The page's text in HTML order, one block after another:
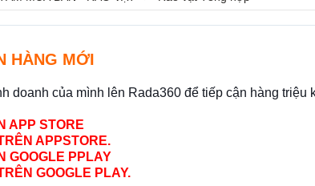
HÀNG MỚI
doanh của mình lên Rada360 để tiếp cận hàng triệu
APP STORE
APPSTORE.
GOOGLE PPLAY
GOOGLE PLAY.